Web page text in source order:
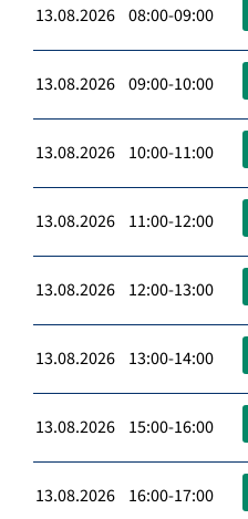
13.08.2026 08:00-09:00
13.08.2026 09:00-10:00
13.08.2026 10:00-11:00
13.08.2026 11:00-12:00
13.08.2026 12:00-13:00
13.08.2026 13:00-14:00
13.08.2026 15:00-16:00
13.08.2026 16:00-17:00